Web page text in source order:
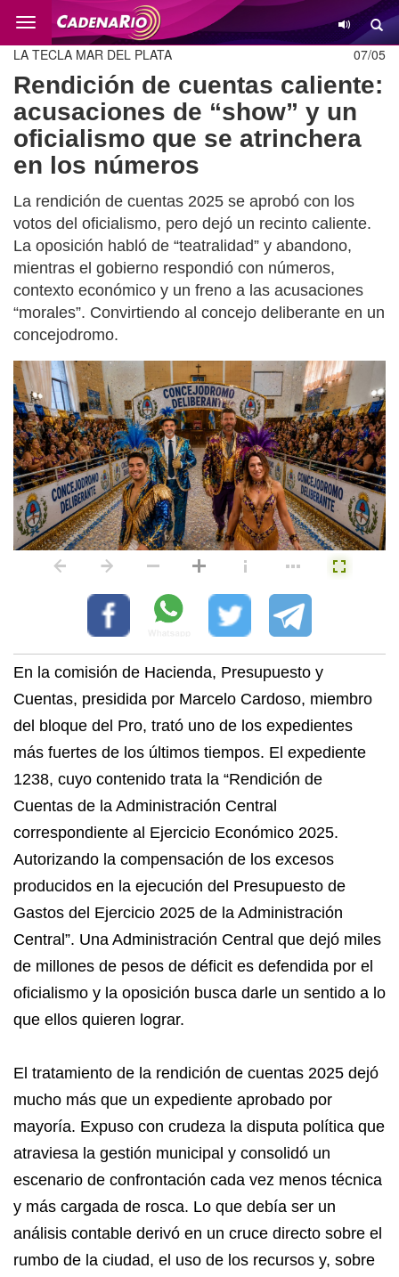
Cambio
07/05
LA TECLA MAR DEL PLATA
Rendición de cuentas caliente:
acusaciones de “show” y un
oficialismo que se atrinchera
en los números
La rendición de cuentas 2025 se aprobó con los
votos del oficialismo, pero dejó un recinto caliente.
La oposición habló de “teatralidad” y abandono,
mientras el gobierno respondió con números,
contexto económico y un freno a las acusaciones
“morales”. Convirtiendo al concejo deliberante en un
concejodromo.
En la comisión de Hacienda, Presupuesto y
Cuentas, presidida por Marcelo Cardoso, miembro
del bloque del Pro, trató uno de los expedientes
más fuertes de los últimos tiempos. El expediente
1238, cuyo contenido trata la “Rendición de
Cuentas de la Administración Central
correspondiente al Ejercicio Económico 2025.
Autorizando la compensación de los excesos
producidos en la ejecución del Presupuesto de
Gastos del Ejercicio 2025 de la Administración
Central”. Una Administración Central que dejó miles
de millones de pesos de déficit es defendida por el
oficialismo y la oposición busca darle un sentido a lo
que ellos quieren lograr.
El tratamiento de la rendición de cuentas 2025 dejó
mucho más que un expediente aprobado por
mayoría. Expuso con crudeza la disputa política que
atraviesa la gestión municipal y consolidó un
escenario de confrontación cada vez menos técnica
y más cargada de rosca. Lo que debía ser un
análisis contable derivó en un cruce directo sobre el
rumbo de la ciudad, el uso de los recursos y, sobre